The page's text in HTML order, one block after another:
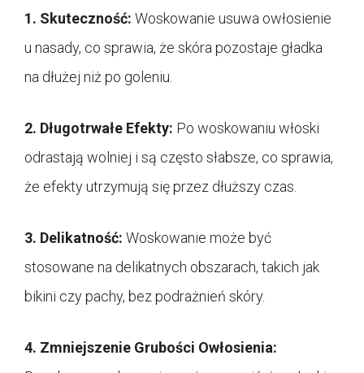
1. Skuteczność: Woskowanie usuwa owłosienie
u nasady, co sprawia, że skóra pozostaje gładka
na dłużej niż po goleniu.
2. Długotrwałe Efekty: Po woskowaniu włoski
odrastają wolniej i są często słabsze, co sprawia,
że efekty utrzymują się przez dłuższy czas.
3. Delikatność: Woskowanie może być
stosowane na delikatnych obszarach, takich jak
bikini czy pachy, bez podrażnień skóry.
4. Zmniejszenie Grubości Owłosienia: